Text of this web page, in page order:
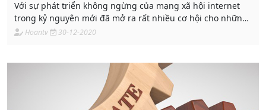
Với sự phát triển không ngừng của mạng xã hội internet
trong kỷ nguyên mới đã mở ra rất nhiều cơ hội cho những
ai muốn tham gia vào cộng đồng kiếm tiền online uy tín.
Hoantv 30-12-2020